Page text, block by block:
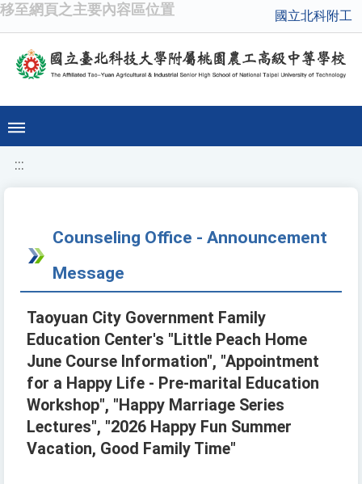
移至網頁之主要內容區位置 國立北科附工
:::
Counseling Office - Announcement
Message
Taoyuan City Government Family
Education Center's "Little Peach Home
June Course Information", "Appointment
for a Happy Life - Pre-marital Education
Workshop", "Happy Marriage Series
Lectures", "2026 Happy Fun Summer
Vacation, Good Family Time"